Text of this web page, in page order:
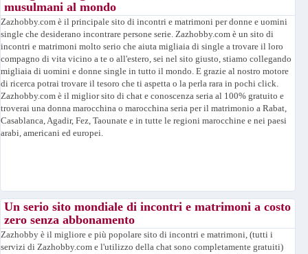
musulmani al mondo
Zazhobby.com è il principale sito di incontri e matrimoni per donne e uomini
single che desiderano incontrare persone serie. Zazhobby.com è un sito di
incontri e matrimoni molto serio che aiuta migliaia di single a trovare il loro
compagno di vita vicino a te o all'estero, sei nel sito giusto, stiamo collegando
migliaia di uomini e donne single in tutto il mondo. E grazie al nostro motore
di ricerca potrai trovare il tesoro che ti aspetta o la perla rara in pochi click.
Zazhobby.com è il miglior sito di chat e conoscenza seria al 100% gratuito e
troverai una donna marocchina o marocchina seria per il matrimonio a Rabat,
Casablanca, Agadir, Fez, Taounate e in tutte le regioni marocchine e nei paesi
arabi, americani ed europei.
Un serio sito mondiale di incontri e matrimoni a costo
zero senza abbonamento
Zazhobby è il migliore e più popolare sito di incontri e matrimoni, (tutti i
servizi di Zazhobby.com e l'utilizzo della chat sono completamente gratuiti)